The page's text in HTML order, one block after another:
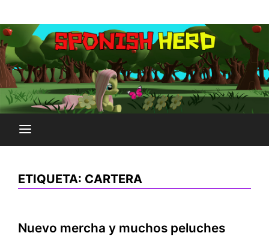
al
contenido
SPONISH HERD
ETIQUETA: CARTERA
Nuevo mercha y muchos peluches